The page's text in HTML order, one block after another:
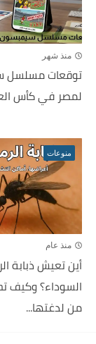
منذ شهر
توقعات مسلسل
لمصر في كأس
منوعات
منذ عام
أين تعيش ذبابة
السوداء؟
من لدغتها...